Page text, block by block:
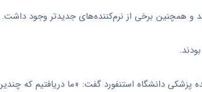
و همچنین برخی از نرم‌کننده‌های جدیدتر وجود داشت.
دانشگاه استنفورد گفت: «ما دریافتیم که